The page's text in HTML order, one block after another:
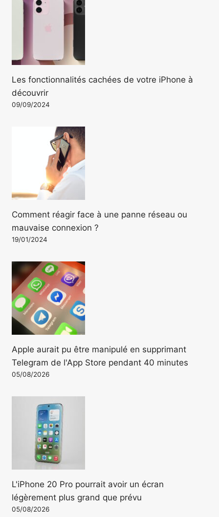
Les fonctionnalités cachées de votre iPhone à
découvrir
09/09/2024
Comment réagir face à une panne réseau ou
mauvaise connexion ?
19/01/2024
Apple aurait pu être manipulé en supprimant
Telegram de l'App Store pendant 40 minutes
05/08/2026
L'iPhone 20 Pro pourrait avoir un écran
légèrement plus grand que prévu
05/08/2026